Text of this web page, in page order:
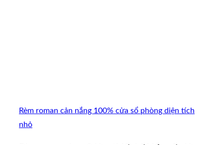
Rèm roman cản nắng 100% cửa sổ phòng diện tích
nhỏ